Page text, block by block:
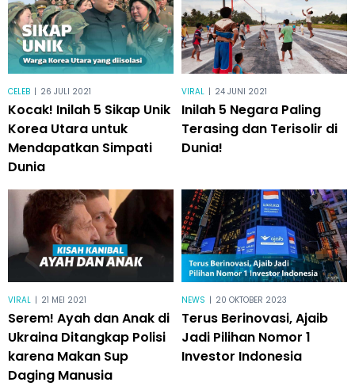
CELEB | 26 JULI 2021
Kocak! Inilah 5 Sikap Unik
Korea Utara untuk
Mendapatkan Simpati
Dunia
VIRAL | 24 JUNI 2021
Inilah 5 Negara Paling
Terasing dan Terisolir di
Dunia!
VIRAL | 21 MEI 2021
Serem! Ayah dan Anak di
Ukraina Ditangkap Polisi
karena Makan Sup
Daging Manusia
NEWS | 20 OKTOBER 2023
Terus Berinovasi, Ajaib
Jadi Pilihan Nomor 1
Investor Indonesia